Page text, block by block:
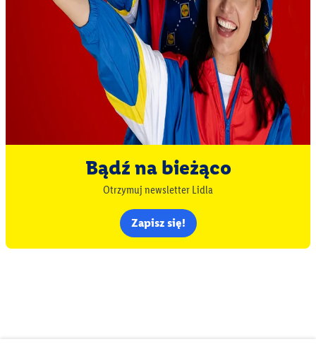
Bądź na bieżąco
Otrzymuj newsletter Lidla
Zapisz się!